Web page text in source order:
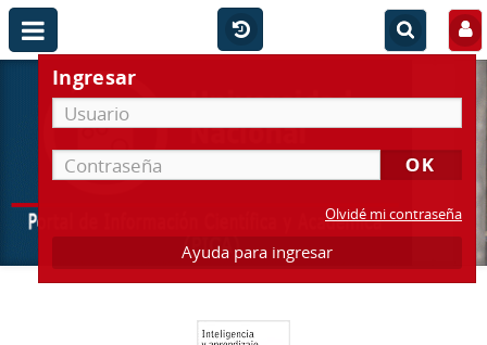
Ingresar
Olvidé mi contraseña
Ayuda para ingresar